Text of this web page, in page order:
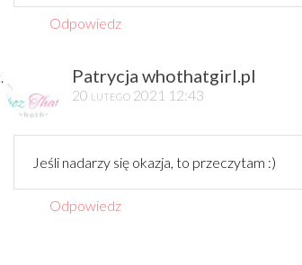
Odpowiedz
Patrycja whothatgirl.pl
20 lutego 2021 12:43
Jeśli nadarzy się okazja, to przeczytam :)
Odpowiedz